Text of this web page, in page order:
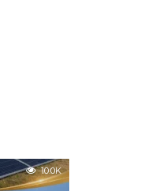
10.0K